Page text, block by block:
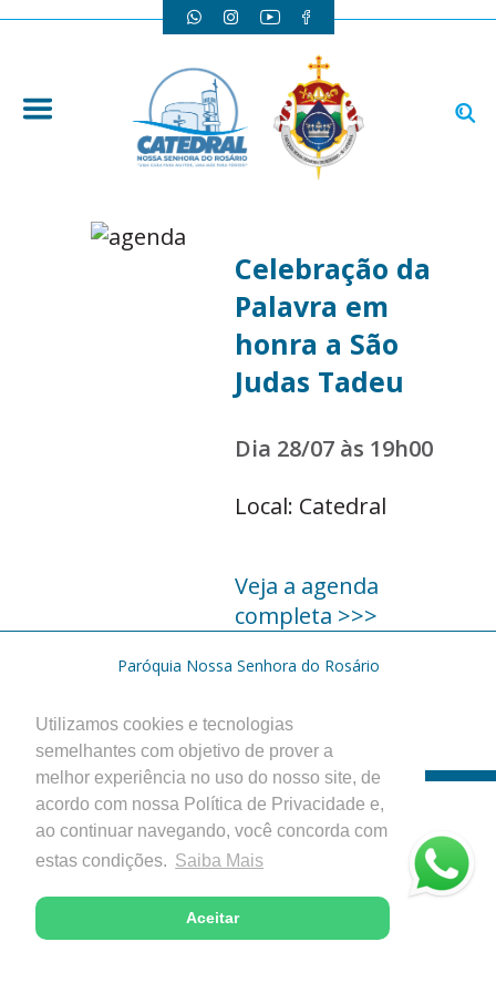
Utilizamos cookies e tecnologias
semelhantes com objetivo de prover a
melhor experiência no uso do nosso site, de
acordo com nossa Política de Privacidade e,
ao continuar navegando, você concorda com
estas condições. Saiba Mais
Aceitar
Celebração da
Palavra em
honra a São
Judas Tadeu
Dia 28/07 às 19h00
Local: Catedral
Veja a agenda
completa >>>
Paróquia Nossa Senhora do Rosário
Desenvolvido com excelência pela